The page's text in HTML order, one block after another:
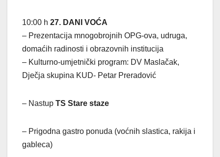
10:00 h 27. DANI VOĆA
– Prezentacija mnogobrojnih OPG-ova, udruga,
domaćih radinosti i obrazovnih institucija
– Kulturno-umjetnički program: DV Maslačak,
Dječja skupina KUD- Petar Preradović
– Nastup TS Stare staze
– Prigodna gastro ponuda (voćnih slastica, rakija i
gableca)